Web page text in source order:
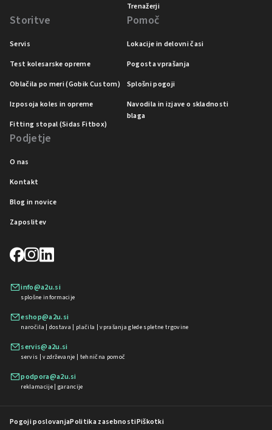
Trenažerji
Storitve
Servis
Test kolesarske opreme
Oblačila po meri (Gobik Custom)
Izposoja koles in opreme
Fitting stopal (Sidas Fitbox)
Pomoč
Lokacije in delovni časi
Pogosta vprašanja
Splošni pogoji
Navodila in izjave o skladnosti
blaga
Podjetje
O nas
Kontakt
Blog in novice
Zaposlitev
info@a2u.si
splošne informacije
eshop@a2u.si
naročila | dostava | plačila | vprašanja glede spletne trgovine
servis@a2u.si
servis | vzdrževanje | tehnična pomoč
podpora@a2u.si
reklamacije | garancije
Pogoji poslovanjaPolitika zasebnostiPiškotki